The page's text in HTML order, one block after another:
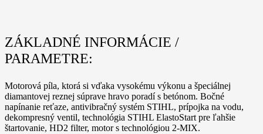
ZÁKLADNÉ INFORMÁCIE /
PARAMETRE:
Motorová píla, ktorá si vďaka vysokému výkonu a špeciálnej
diamantovej reznej súprave hravo poradí s betónom. Bočné
napínanie reťaze, antivibračný systém STIHL, prípojka na vodu,
dekompresný ventil, technológia STIHL ElastoStart pre ľahšie
štartovanie, HD2 filter, motor s technológiou 2-MIX.